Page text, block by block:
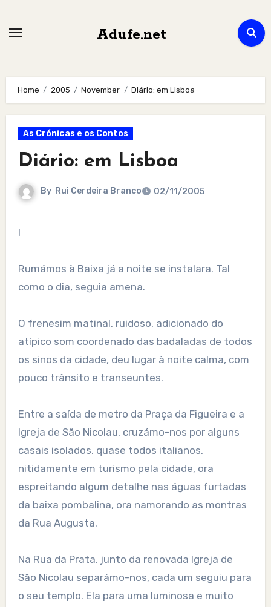
Adufe.net
Home 2005 November Diário: em Lisboa
As Crónicas e os Contos
Diário: em Lisboa
By Rui Cerdeira Branco 02/11/2005
I
Rumámos à Baixa já a noite se instalara. Tal
como o dia, seguia amena.
O frenesim matinal, ruidoso, adicionado do
atípico som coordenado das badaladas de todos
os sinos da cidade, deu lugar à noite calma, com
pouco trânsito e transeuntes.
Entre a saída de metro da Praça da Figueira e a
Igreja de São Nicolau, cruzámo-nos por alguns
casais isolados, quase todos italianos,
nitidamente em turismo pela cidade, ora
espreitando algum detalhe nas águas furtadas
da baixa pombalina, ora namorando as montras
da Rua Augusta.
Na Rua da Prata, junto da renovada Igreja de
São Nicolau separámo-nos, cada um seguiu para
o seu templo. Ela para uma luminosa e muito